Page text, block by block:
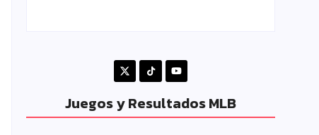
Juegos y Resultados MLB